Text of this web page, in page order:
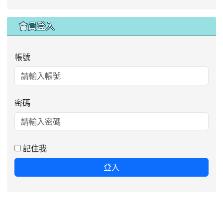
會員登入
帳號
密碼
記住我
登入